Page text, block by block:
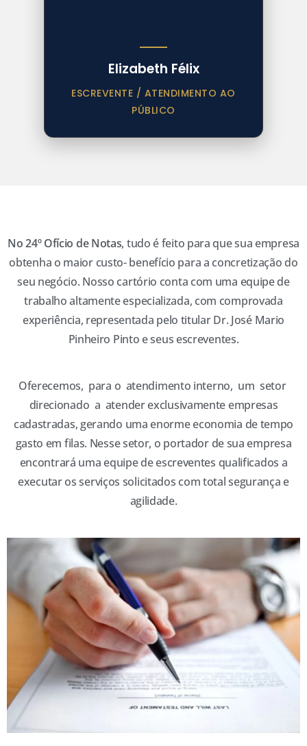
Elizabeth Félix
ESCREVENTE / ATENDIMENTO AO
PÚBLICO
No 24º Ofício de Notas, tudo é feito para que sua empresa
obtenha o maior custo- benefício para a concretização do
seu negócio. Nosso cartório conta com uma equipe de
trabalho altamente especializada, com comprovada
experiência, representada pelo titular Dr. José Mario
Pinheiro Pinto e seus escreventes.
Oferecemos, para o atendimento interno, um setor
direcionado a atender exclusivamente empresas
cadastradas, gerando uma enorme economia de tempo
gasto em filas. Nesse setor, o portador de sua empresa
encontrará uma equipe de escreventes qualificados a
executar os serviços solicitados com total segurança e
agilidade.